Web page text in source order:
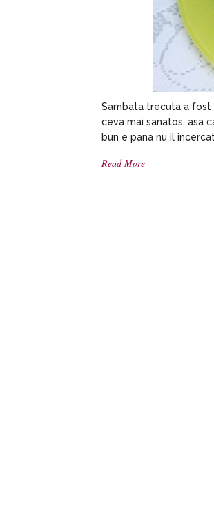
Sambata trecuta a fost
ceva mai sanatos, asa
bun e pana nu il
Read More